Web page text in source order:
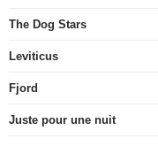
The Dog Stars
Leviticus
Fjord
Juste pour une nuit